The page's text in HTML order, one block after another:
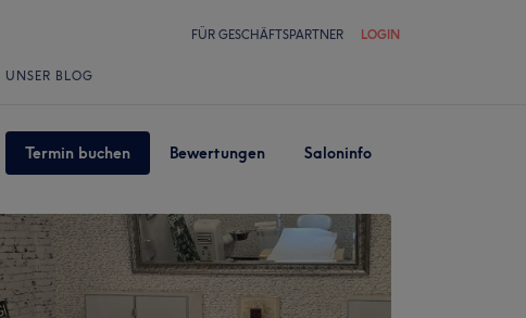
FÜR GESCHÄFTSPARTNER LOGIN
UNSER BLOG
Termin buchen Bewertungen Saloninfo